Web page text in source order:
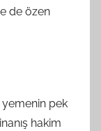
de özen
pek
hakim